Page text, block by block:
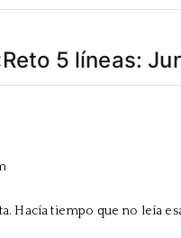
Reto 5 líneas:
Hacía tiempo que no leía